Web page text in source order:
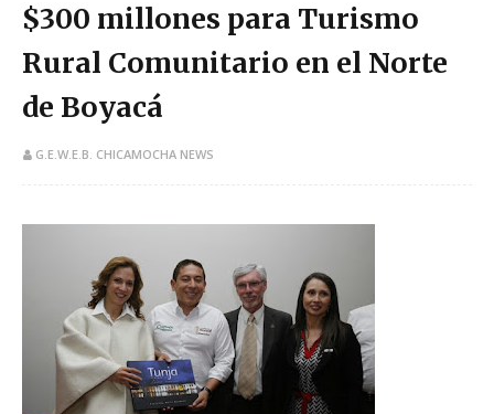
$300 millones para Turismo
Rural Comunitario en el Norte
de Boyacá
G.E.W.E.B. CHICAMOCHA NEWS